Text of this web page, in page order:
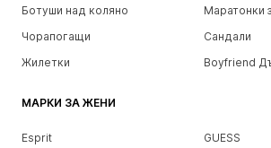
Ботуши над коляно
Маратонки
Чорапогащи
Сандали
Жилетки
Boyfriend
МАРКИ ЗА ЖЕНИ
Esprit
GUESS